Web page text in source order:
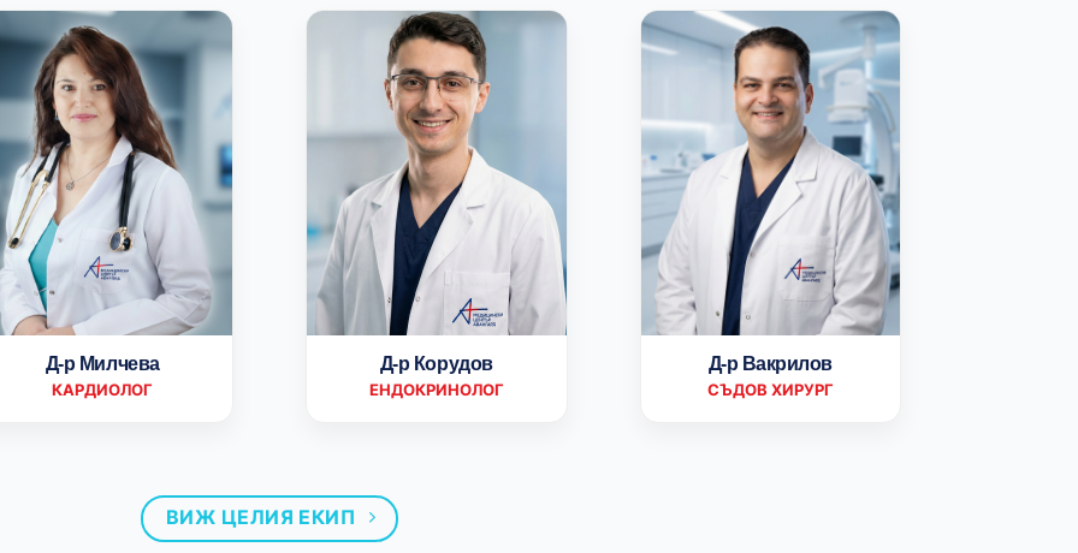
Д-р Милчева
КАРДИОЛОГ
Д-р Корудов
ЕНДОКРИНОЛОГ
Д-р Вакрилов
СЪДОВ ХИРУРГ
ВИЖ ЦЕЛИЯ ЕКИП